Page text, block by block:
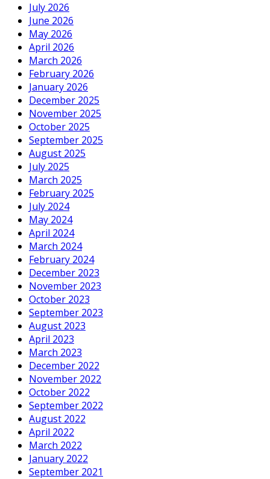
July 2026
June 2026
May 2026
April 2026
March 2026
February 2026
January 2026
December 2025
November 2025
October 2025
September 2025
August 2025
July 2025
March 2025
February 2025
July 2024
May 2024
April 2024
March 2024
February 2024
December 2023
November 2023
October 2023
September 2023
August 2023
April 2023
March 2023
December 2022
November 2022
October 2022
September 2022
August 2022
April 2022
March 2022
January 2022
September 2021